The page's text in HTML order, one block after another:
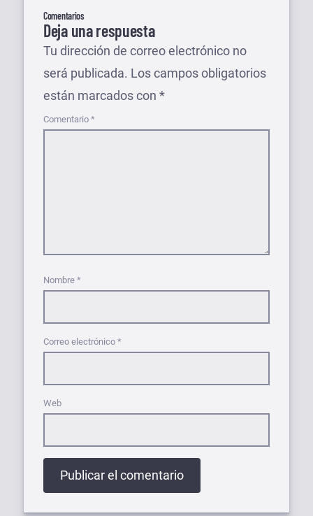
Comentarios
Deja una respuesta
Tu dirección de correo electrónico no
será publicada. Los campos obligatorios
están marcados con *
Comentario *
Nombre *
Correo electrónico *
Web